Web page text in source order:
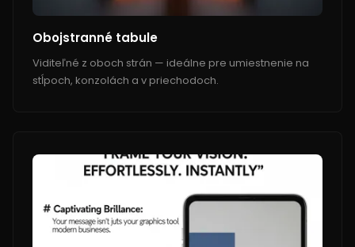
Obojstranné tabule
Viditeľné z oboch strán — ideálne pre umiestnenie na
stĺpoch, konzolách a v priechodoch.